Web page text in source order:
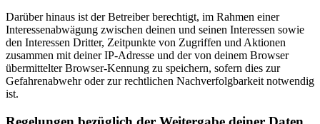
Darüber hinaus ist der Betreiber berechtigt, im Rahmen einer
Interessenabwägung zwischen deinen und seinen Interessen sowie
den Interessen Dritter, Zeitpunkte von Zugriffen und Aktionen
zusammen mit deiner IP-Adresse und der von deinem Browser
übermittelter Browser-Kennung zu speichern, sofern dies zur
Gefahrenabwehr oder zur rechtlichen Nachverfolgbarkeit notwendig
ist.